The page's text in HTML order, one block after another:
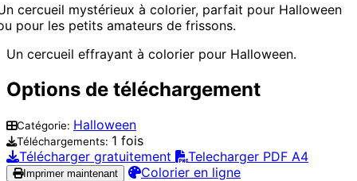
cercueil mystérieux à colorier, parfait pour Halloween
pour les petits amateurs de frissons.
Un cercueil effrayant à colorier pour Halloween.
Options de téléchargement
Catégorie: Halloween
Téléchargements: 1 fois
Télécharger gratuitement
Telecharger PDF A4
Imprimer maintenant Colorier en ligne